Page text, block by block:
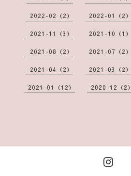
2022-02（2） 2022-01（2）
2021-11（3） 2021-10（1）
2021-08（2） 2021-07（2）
2021-04（2） 2021-03（2）
2021-01（12） 2020-12（2）